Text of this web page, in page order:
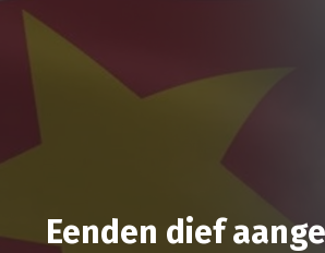
Eenden dief